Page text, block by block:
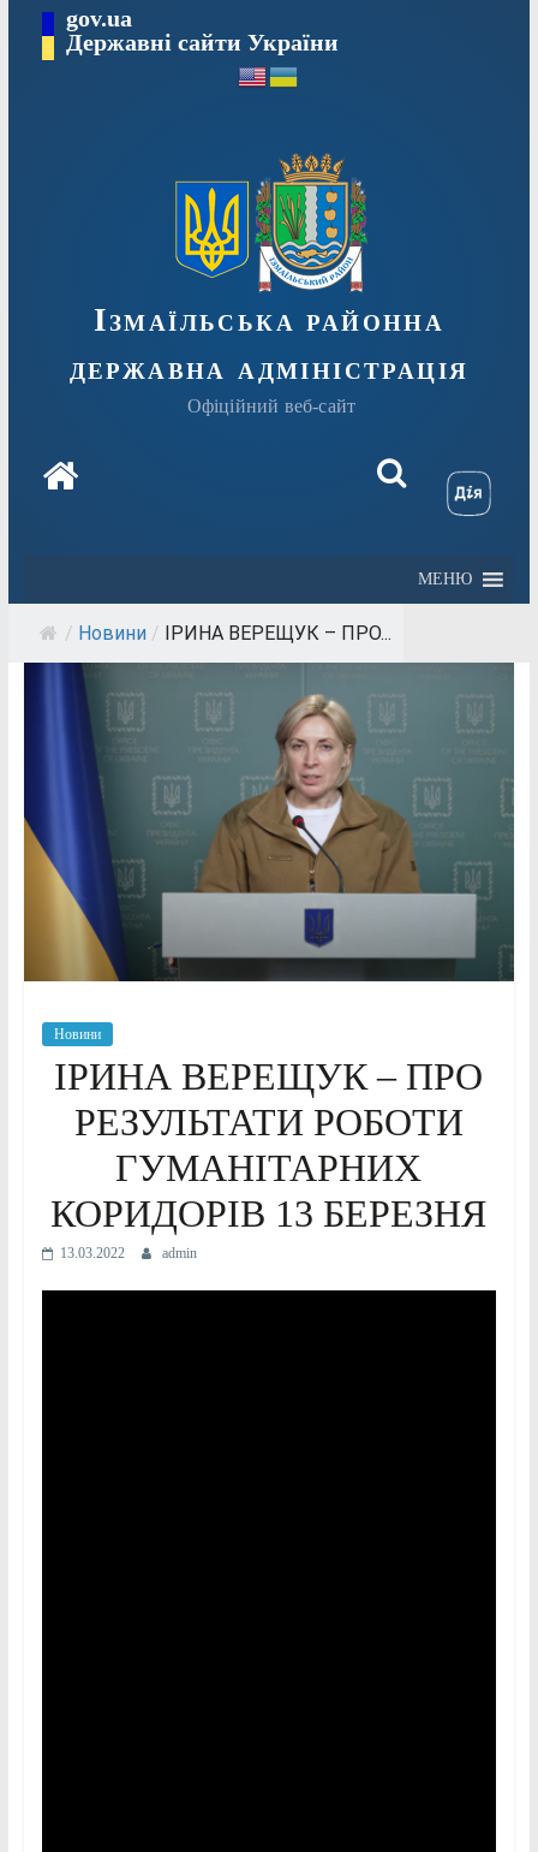
вмісту
gov.ua
Державні сайти України
Ізмаїльська районна
державна адміністрація
Офіційний веб-сайт
МЕНЮ
/ Новини / ІРИНА ВЕРЕЩУК – ПРО...
Новини
ІРИНА ВЕРЕЩУК – ПРО
РЕЗУЛЬТАТИ РОБОТИ
ГУМАНІТАРНИХ
КОРИДОРІВ 13 БЕРЕЗНЯ
13.03.2022 admin